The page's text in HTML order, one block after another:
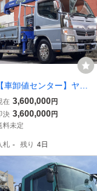
【車卸値センター】ヤフ
ク特価!キャンター ラジ
ン付4段クレーン タダ
積載2t MTモード付AT
在 3,600,000円
決 3,600,000円
料未定
札 - 残り 4日